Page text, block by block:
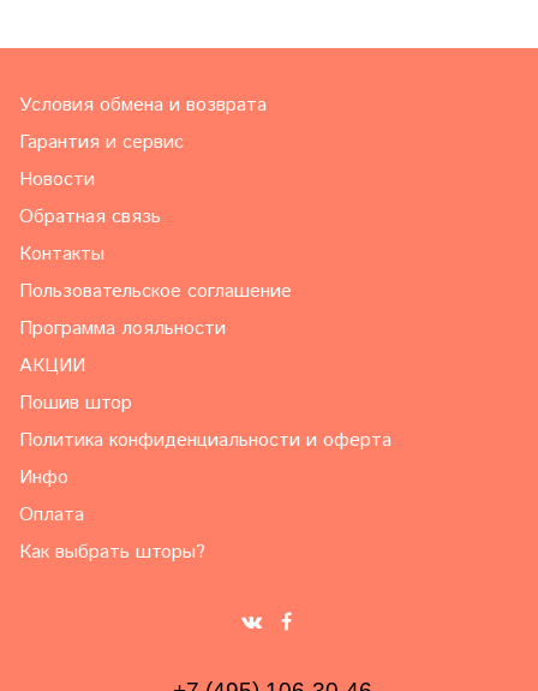
Условия обмена и возврата
Гарантия и сервис
Новости
Обратная связь
Контакты
Пользовательское соглашение
Программа лояльности
АКЦИИ
Пошив штор
Политика конфиденциальности и оферта
Инфо
Оплата
Как выбрать шторы?